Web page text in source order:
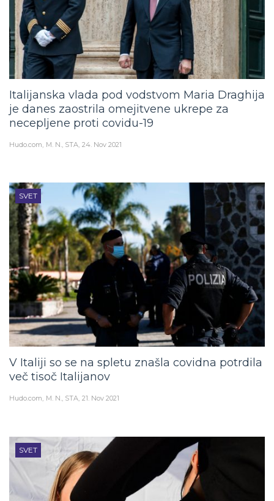
Italijanska vlada pod vodstvom Maria Draghija
je danes zaostrila omejitvene ukrepe za
necepljene proti covidu-19
Hudo.com M. N., STA 24. Nov 2021
SVET
V Italiji so se na spletu znašla covidna potrdila
več tisoč Italijanov
Hudo.com M. N., STA 21. Nov 2021
SVET